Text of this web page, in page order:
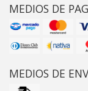
MEDIOS DE
MEDIOS DE